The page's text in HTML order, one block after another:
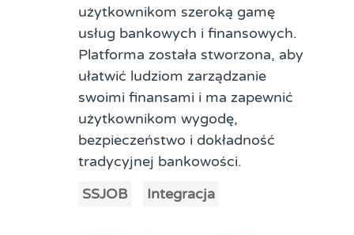
użytkownikom szeroką gamę
usług bankowych i finansowych.
Platforma została stworzona, aby
ułatwić ludziom zarządzanie
swoimi finansami i ma zapewnić
użytkownikom wygodę,
bezpieczeństwo i dokładność
tradycyjnej bankowości.
SSJOB
Integracja